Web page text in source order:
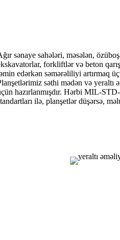
sənaye sahələri, məsələn,
forkliftlər və beton
edərkən səmərəliliyi artırmaq
səthi mədən və yeraltı
hazırlanmışdır. Hərbi MIL-
ilə, planşetlər düşərsə,